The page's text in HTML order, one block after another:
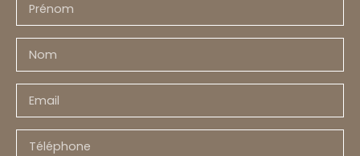
Prénom
Nom
Email
Téléphone